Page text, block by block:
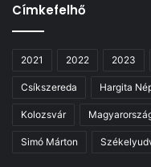
Címkefelhő
2021 2022 2023
Csíkszereda Hargita
Kolozsvár
Simó Márton